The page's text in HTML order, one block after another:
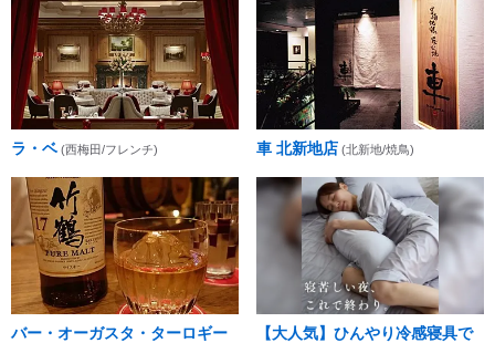
ラ・ベ (西梅田/フレンチ) 車 北新地店 (北新地/焼鳥)
バー・オーガスタ・ターロギー
【大人気】ひんやり冷感寝具で